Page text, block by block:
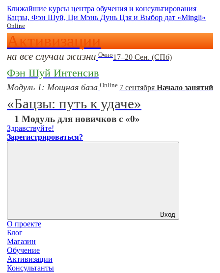
Ближайшие курсы центра обучения и консультирования
Бацзы, Фэн Шуй, Ци Мэнь Дунь Цзя и Выбор дат «Mingli»
Online
Активизации
на все случаи жизни Очно17–20 Сен. (СПб)
Фэн Шуй Интенсив
Модуль 1: Мощная база Online 7 сентября Начало занятий
«Бацзы: путь к удаче»
1 Модуль для новичков с «0»
Здравствуйте!
Зарегистрироваться?
Вход
О проекте
Блог
Магазин
Обучение
Активизации
Консультанты